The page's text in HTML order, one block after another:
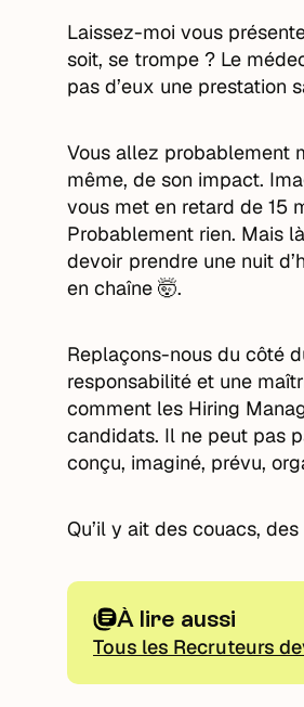
Laissez-moi vous
soit, se trompe ? Le
pas d’eux une prestation
Vous allez probablement
même, de son impact.
vous met en retard de 15
Probablement rien. Mais
devoir prendre une nuit
en chaîne 🤯.
Replaçons-nous du côté
responsabilité et une
comment les Hiring
candidats. Il ne peut pas
conçu, imaginé, prévu,
Qu’il y ait des couacs,
À lire aussi
Tous les Recruteurs